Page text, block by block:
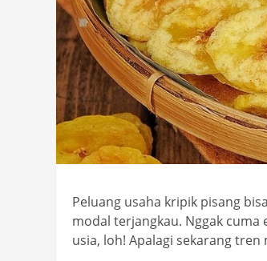
Peluang usaha kripik pisang
modal terjangkau. Nggak cuma
usia, loh! Apalagi sekarang